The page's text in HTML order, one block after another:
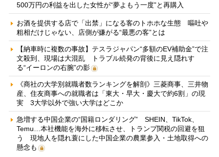
500万円の利益を出した女性が“夢よもう一度”と再購入
お酒を提供する店で「出禁」になる客のトホホな生態 嘔吐や
粗相だけじゃない、店側が嫌がる“最悪の客”とは
【納車時に複数の事故】テスラジャパン“多額のEV補助金”で注
文殺到、現場は大混乱 トラブル続発の背後に見え隠れす
る“イーロンの右腕”の影
《商社の大学別就職者数ランキングを解剖》三菱商事、三井物
産、住友商事への就職者は「東大・早大・慶大で約6割」の現
実 3大学以外で強い大学はどこか
急増する中国企業の“国籍ロンダリング” SHEIN、TikTok、
Temu…本社機能を海外に移転させ、トランプ関税の回避を狙
う 現地人を隠れ蓑にした中国企業の農業参入・土地取得への
懸念も